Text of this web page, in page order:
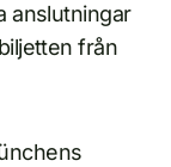
anslutningar
från